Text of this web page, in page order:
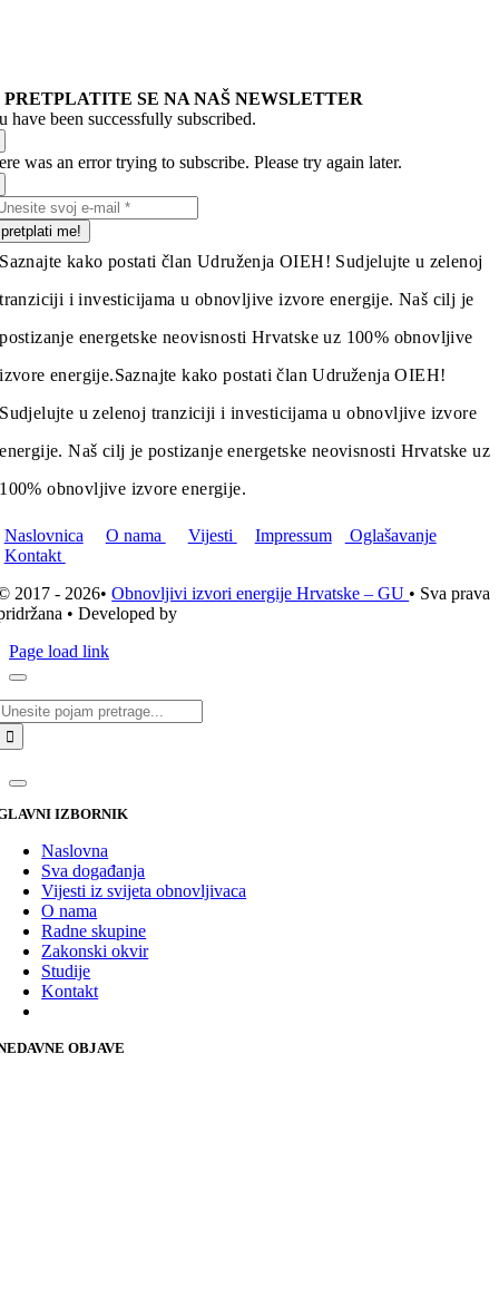
PRETPLATITE SE NA NAŠ NEWSLETTER
have been successfully subscribed.
was an error trying to subscribe. Please try again later.
pretplati me!
Saznajte kako postati član Udruženja OIEH! Sudjelujte u zelenoj
tranziciji i investicijama u obnovljive izvore energije. Naš cilj je
postizanje energetske neovisnosti Hrvatske uz 100% obnovljive
izvore energije.Saznajte kako postati član Udruženja OIEH!
Sudjelujte u zelenoj tranziciji i investicijama u obnovljive izvore
energije. Naš cilj je postizanje energetske neovisnosti Hrvatske uz
100% obnovljive izvore energije.
Naslovnica O nama Vijesti Impressum
Oglašavanje
Kontakt
2017 - 2026•Obnovljivi izvori energije Hrvatske – GU • Sva prava
• Developed by
Page load link
IZBORNIK
Naslovna
Sva događanja
Vijesti iz svijeta obnovljivaca
O nama
Radne skupine
Zakonski okvir
Studije
Kontakt
OBJAVE